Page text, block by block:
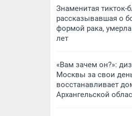
Знаменитая тикток-
рассказывавшая о
формой рака,
лет
«Вам зачем он?»:
Москвы за свои
восстанавливает
Архангельской